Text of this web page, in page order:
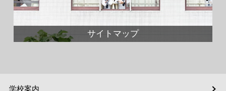
サイトマップ
学校案内